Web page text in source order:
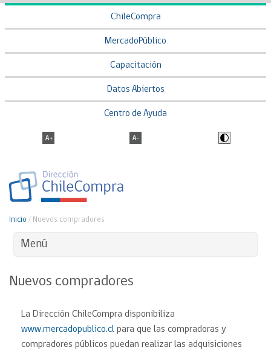
ChileCompra
MercadoPúblico
Capacitación
Datos Abiertos
Centro de Ayuda
Inicio / Nuevos compradores
Menú
Nuevos compradores
La Dirección ChileCompra disponibiliza
www.mercadopublico.cl para que las compradoras y
compradores públicos puedan realizar las adquisiciones